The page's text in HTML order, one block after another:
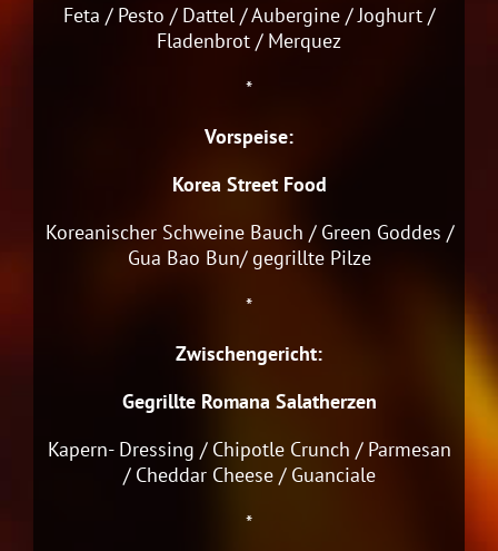
Feta / Pesto / Dattel / Aubergine / Joghurt /
Fladenbrot / Merquez
*
Vorspeise:
Korea Street Food
Koreanischer Schweine Bauch / Green Goddes /
Gua Bao Bun/ gegrillte Pilze
*
Zwischengericht:
Gegrillte Romana Salatherzen
Kapern- Dressing / Chipotle Crunch / Parmesan
/ Cheddar Cheese / Guanciale
*